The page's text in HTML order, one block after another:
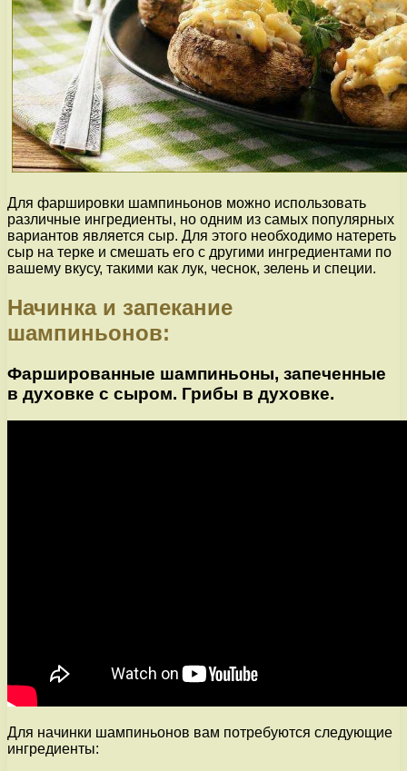
Для фаршировки шампиньонов можно использовать
различные ингредиенты, но одним из самых популярных
вариантов является сыр. Для этого необходимо натереть
сыр на терке и смешать его с другими ингредиентами по
вашему вкусу, такими как лук, чеснок, зелень и специи.
Начинка и запекание
шампиньонов:
Фаршированные шампиньоны, запеченные
в духовке с сыром. Грибы в духовке.
Для начинки шампиньонов вам потребуются следующие
ингредиенты: